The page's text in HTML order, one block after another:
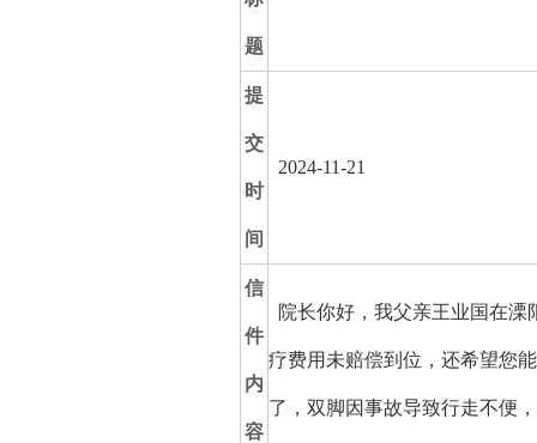
题
提
交
时
间
2024-11-21
信
件
内
容
院长你好，我父亲王业国在溧
疗费用未赔偿到位，还希望您
了，双脚因事故导致行走不便